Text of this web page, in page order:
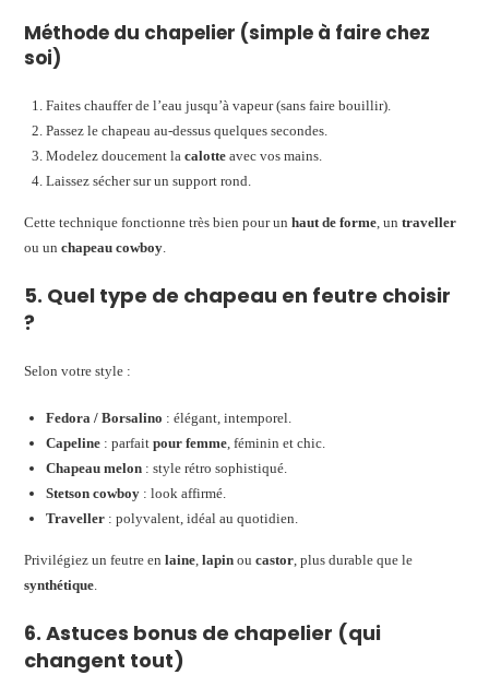
Méthode du chapelier (simple à faire chez
soi)
Faites chauffer de l’eau jusqu’à vapeur (sans faire bouillir).
Passez le chapeau au-dessus quelques secondes.
Modelez doucement lacalotte avec vos mains.
Laissez sécher sur un support rond.
Cette technique fonctionne très bien pour unhaut de forme , untraveller
ou unchapeau cowboy
5. Quel type de chapeau en feutre choisir
?
Selon votre style :
Fedora / Borsalino : élégant, intemporel.
Capeline : parfaitpour femme , féminin et chic.
Chapeau melon : style rétro sophistiqué.
Stetson cowboy : look affirmé.
Traveller : polyvalent, idéal au quotidien.
Privilégiez un feutre enlaine ,lapin oucastor , plus durable que le
synthétique
6. Astuces bonus de chapelier (qui
changent tout)